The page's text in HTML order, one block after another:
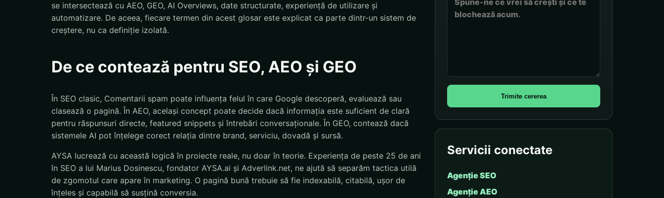
se intersectează cu AEO, GEO, AI Overviews, date structurate, experiență de utilizare și
automatizare. De aceea, fiecare termen din acest glosar este explicat ca parte dintr-un sistem de
creștere, nu ca definiție izolată.
De ce contează pentru SEO, AEO și GEO
În SEO clasic, Comentarii spam poate influența felul în care Google descoperă, evaluează sau
clasează o pagină. În AEO, același concept poate decide dacă informația este suficient de clară
pentru răspunsuri directe, featured snippets și întrebări conversaționale. În GEO, contează dacă
sistemele AI pot înțelege corect relația dintre brand, serviciu, dovadă și sursă.
AYSA lucrează cu această logică în proiecte reale, nu doar în teorie. Experiența de peste 25 de ani
în SEO a lui Marius Dosinescu, fondator AYSA.ai și Adverlink.net, ne ajută să separăm tactica utilă
de zgomotul care apare în marketing. O pagină bună trebuie să fie indexabilă, citabilă, ușor de
înțeles și capabilă să susțină conversia.
Trimite cererea
Servicii conectate
Agenție SEO
Agenție AEO